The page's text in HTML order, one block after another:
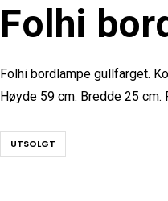
Folhi
Folhi bordlampe gullfarget.
Høyde 59 cm. Bredde 25
UTSOLGT